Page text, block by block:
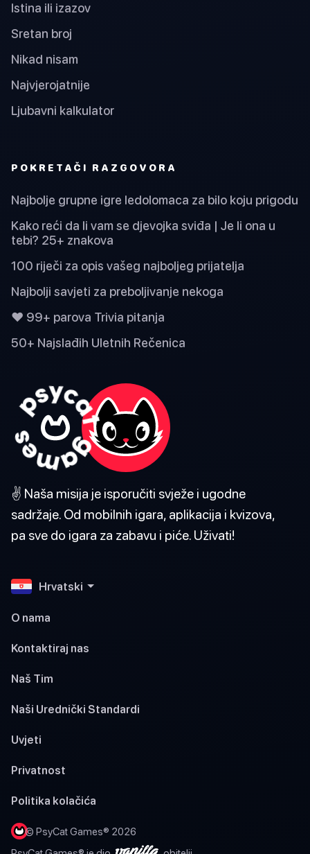
Istina ili izazov
Sretan broj
Nikad nisam
Najvjerojatnije
Ljubavni kalkulator
POKRETAČI RAZGOVORA
Najbolje grupne igre ledolomaca za bilo koju prigodu
Kako reći da li vam se djevojka sviđa | Je li ona u
tebi? 25+ znakova
100 riječi za opis vašeg najboljeg prijatelja
Najbolji savjeti za preboljivanje nekoga
❤️ 99+ parova Trivia pitanja
50+ Najslađih Uletnih Rečenica
✌️ Naša misija je isporučiti svježe i ugodne
sadržaje. Od mobilnih igara, aplikacija i kvizova,
pa sve do igara za zabavu i piće. Uživati!
Hrvatski
O nama
Kontaktiraj nas
Naš Tim
Naši Urednički Standardi
Uvjeti
Privatnost
Politika kolačića
© PsyCat Games® 2026